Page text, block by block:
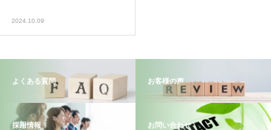
2024.10.09
よくある質問 お客様の声
採用情報 お問い合わせ